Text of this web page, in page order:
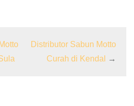
Distributor Sabun Motto
Curah di Kendal
→